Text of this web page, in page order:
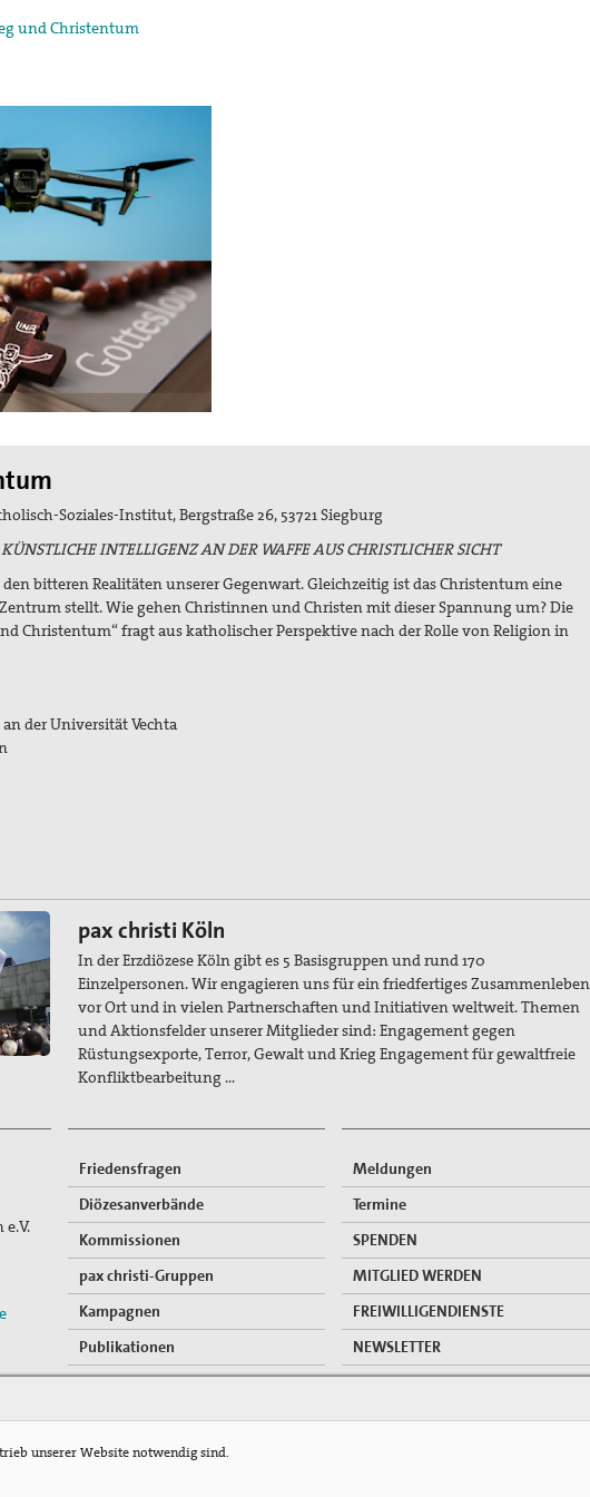
und Christentum
Soziales-Institut, Bergstraße 26, 53721 Siegburg
INTELLIGENZ AN DER WAFFE AUS CHRISTLICHER SICHT
bitteren Realitäten unserer Gegenwart. Gleichzeitig ist das Christentum eine
stellt. Wie gehen Christinnen und Christen mit dieser Spannung um? Die
Christentum“ fragt aus katholischer Perspektive nach der Rolle von Religion in
der Universität Vechta
pax christi Köln
In der Erzdiözese Köln gibt es 5 Basisgruppen und rund 170
Einzelpersonen. Wir engagieren uns für ein friedfertiges Zusammenleben
vor Ort und in vielen Partnerschaften und Initiativen weltweit. Themen
und Aktionsfelder unserer Mitglieder sind: Engagement gegen
Rüstungsexporte, Terror, Gewalt und Krieg Engagement für gewaltfreie
Konfliktbearbeitung …
Friedensfragen
Diözesanverbände
Kommissionen
pax christi-Gruppen
Kampagnen
Publikationen
Meldungen
Termine
SPENDEN
MITGLIED WERDEN
FREIWILLIGENDIENSTE
NEWSLETTER
Mitgliederzugang
unserer Website notwendig sind.